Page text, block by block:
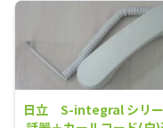
日立 S-integral シリ